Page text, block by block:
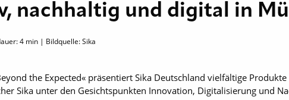
nachhaltig und digital in
4 min | Bildquelle: Sika
the Expected« präsentiert Sika Deutschland vielfältige
Sika unter den Gesichtspunkten Innovation, Digitalisierung und